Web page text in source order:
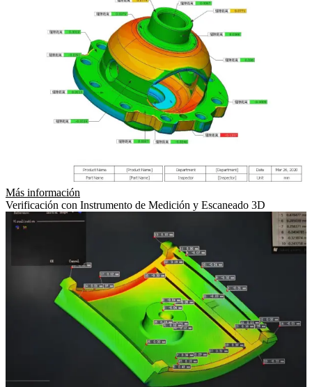
Más información
Verificación con Instrumento de Medición y Escaneado 3D